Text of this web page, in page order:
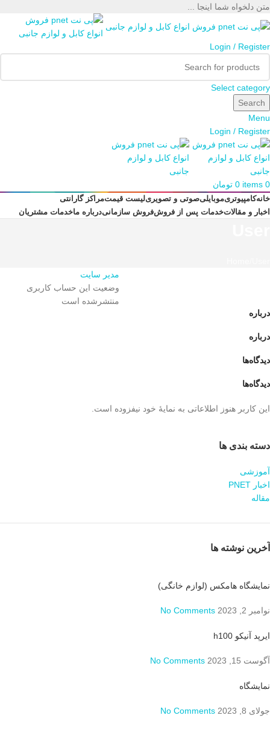
متن دلخواه شما اینجا ...
Login / Register
Select category
Search
Menu
Login / Register
0
items
0 تومان
خانهکامپیوتریموبایلیصوتی و تصویریلیست قیمتمراکز گارانتی
اخبار و مقالاتخدمات پس از فروشفروش سازمانیدرباره ماخدمات مشتریان
مدیر سایت
وضعیت این حساب کاربری
منتشرشده است
درباره
درباره
دیدگاه‌ها
دیدگاه‌ها
این کاربر هنوز اطلاعاتی به نمایۀ خود نیفزوده است.
دسته بندی ها
آموزشی
اخبار PNET
مقاله
آخرین نوشته ها
نمایشگاه هامکس (لوازم خانگی)
نوامبر 2, 2023 No Comments
ایرپد آنیکو h100
آگوست 15, 2023 No Comments
نمایشگاه
جولای 8, 2023 No Comments